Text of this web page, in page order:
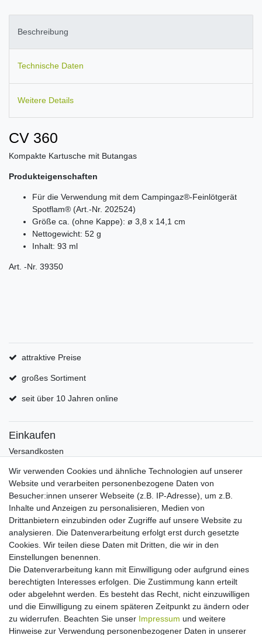
Beschreibung
Technische Daten
Weitere Details
CV 360
Kompakte Kartusche mit Butangas
Produkteigenschaften
Für die Verwendung mit dem Campingaz®-Feinlötgerät
Spotflam® (Art.-Nr. 202524)
Größe ca. (ohne Kappe): ø 3,8 x 14,1 cm
Nettogewicht: 52 g
Inhalt: 93 ml
Art. -Nr. 39350
attraktive Preise
großes Sortiment
seit über 10 Jahren online
Einkaufen
Versandkosten
Hilfe
Informationen
Batterieverordnung
Über uns
Garantie Paella/Allgrill
Garantie Autohome
Newsletter
Hiermit bestätige ich, dass ich die Daten­schutz­erklärunggelesen habe. Meine
Einwilligung kann ich jederzeit widerrufen.**
Wir verwenden Cookies und ähnliche Technologien auf unserer
Website und verarbeiten personenbezogene Daten von
Besucher:innen unserer Webseite (z.B. IP-Adresse), um z.B.
Inhalte und Anzeigen zu personalisieren, Medien von
Drittanbietern einzubinden oder Zugriffe auf unsere Website zu
analysieren. Die Datenverarbeitung erfolgt erst durch gesetzte
Cookies. Wir teilen diese Daten mit Dritten, die wir in den
Einstellungen benennen.
Die Datenverarbeitung kann mit Einwilligung oder aufgrund eines
berechtigten Interesses erfolgen. Die Zustimmung kann erteilt
oder abgelehnt werden. Es besteht das Recht, nicht einzuwilligen
und die Einwilligung zu einem späteren Zeitpunkt zu ändern oder
zu widerrufen. Beachten Sie unser Impressum und weitere
Hinweise zur Verwendung personenbezogener Daten in unserer